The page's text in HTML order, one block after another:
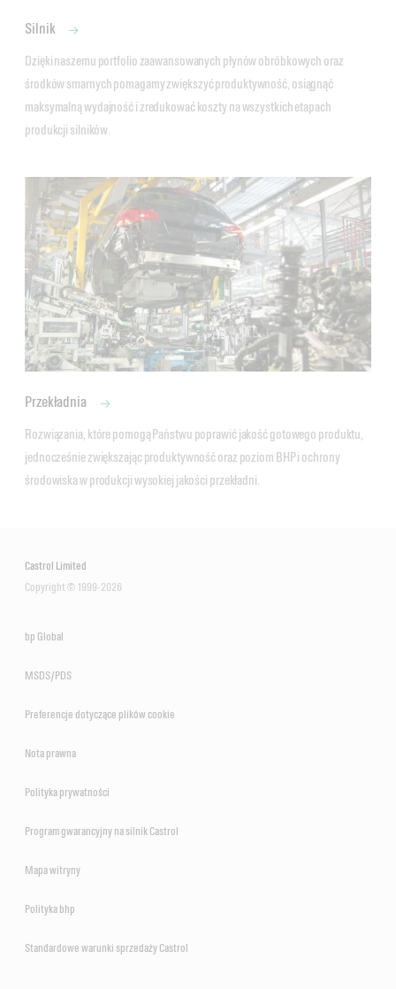
Silnik
Dzięki naszemu portfolio zaawansowanych płynów obróbkowych oraz
środków smarnych pomagamy zwiększyć produktywność, osiągnąć
maksymalną wydajność i zredukować koszty na wszystkich etapach
produkcji silników.
Przekładnia
Rozwiązania, które pomogą Państwu poprawić jakość gotowego produktu,
jednocześnie zwiększając produktywność oraz poziom BHP i ochrony
środowiska w produkcji wysokiej jakości przekładni.
Castrol Limited
Copyright © 1999-2026
bp Global
MSDS/PDS
Preferencje dotyczące plików cookie
Nota prawna
Polityka prywatności
Program gwarancyjny na silnik Castrol
Mapa witryny
Polityka bhp
Standardowe warunki sprzedaży Castrol